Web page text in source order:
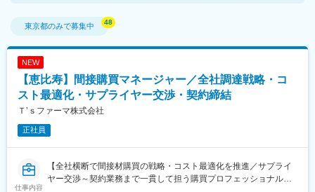
東京都のみで募集中
NEW
【恵比寿】間接購買マネージャー／全社調達戦略・コ
スト最適化・サプライヤー交渉・契約締結
Ｔ’ｓファーマ株式会社
正社員
仕事内容
【全社横断で間接材購買の戦略・コスト最適化を推進／サプライ
ヤー交渉～契約業務まで一貫して担う購買プロフェッショナルポ